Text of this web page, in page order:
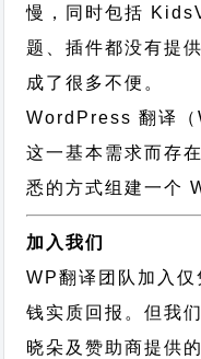
慢，同时包括
题、插件都没有提
成了很多不便。
WordPress 翻译（
这一基本需求而存
悉的方式组建一个
加入我们
WP翻译团队加入
钱实质回报。但我
晓朵及赞助商提供